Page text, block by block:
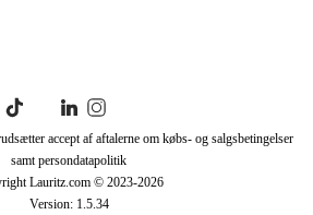
accept af aftalerne om købs- og salgsbetingelser
samt persondatapolitik
Lauritz.com © 2023-2026
Version: 1.5.34